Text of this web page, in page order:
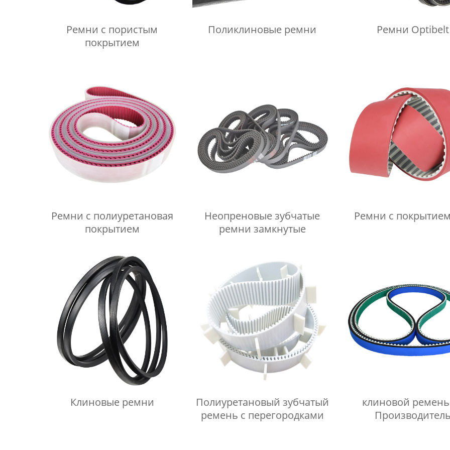
Ремни с пористым
покрытием
Поликлиновые ремни Ремни Optibelt
Ремни с полиуретановая
покрытием
Неопреновые зубчатые
ремни замкнутые
Ремни с
Клиновые ремни
Полиуретановый зубчатый
ремень с перегородками
клиновой